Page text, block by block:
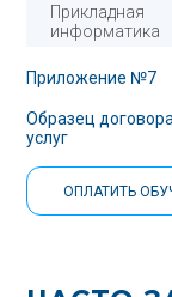
Прикладная
информатика
Приложение №7
Образец
услуг
ОПЛАТИТЬ